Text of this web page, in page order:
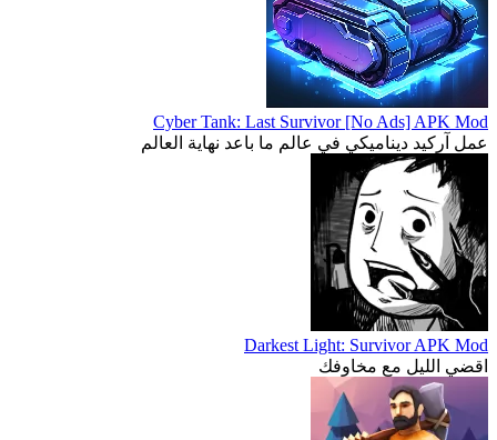
Cyber Tank: Last Survivor [No Ads] APK Mod
عمل آركيد ديناميكي في عالم ما باعد نهاية العالم
Darkest Light: Survivor APK Mod
اقضي الليل مع مخاوفك